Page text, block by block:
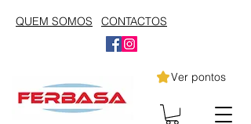
QUEM SOMOS CONTACTOS
Ver pontos